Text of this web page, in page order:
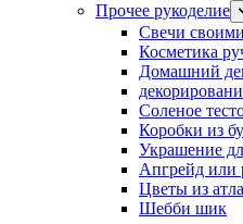
Прочее рукоделие
Свечи
Косметика
Домашний
Соленое
Коробки из
Украшение
Апгрейд или
Цветы из
Шебби шик